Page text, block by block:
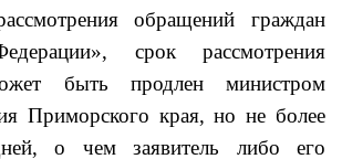
обращений граждан
срок рассмотрения
быть продлен министром
Приморского края, но не более
о чем заявитель либо его